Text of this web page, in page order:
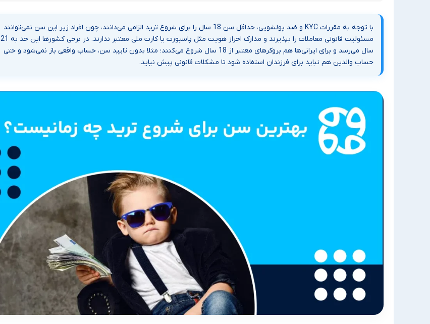
با توجه به مقررات KYC و ضد پولشویی، حداقل سن 18 سال را برای شروع ترید الزامی می‌دانند، چون افراد زیر این سن نمی‌توانند
مسئولیت قانونی معاملات را بپذیرند و مدارک احراز هویت مثل پاسپورت یا کارت ملی معتبر ندارند. در برخی کشورها این حد به 21
سال می‌رسد و برای ایرانی‌ها هم بروکرهای معتبر از 18 سال شروع می‌کنند؛ مثلا بدون تایید سن، حساب واقعی باز نمی‌شود و حتی
حساب والدین هم نباید برای فرزندان استفاده شود تا مشکلات قانونی پیش نیاید.